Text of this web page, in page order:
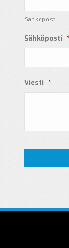
Sähköposti
Sähköposti *
Viesti *